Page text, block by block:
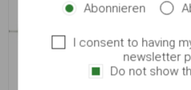
Abonnieren
I consent to having
newsletter
Do not show